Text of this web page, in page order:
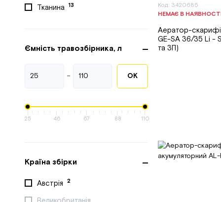
Тканина 13
Ємність травозбірника, л
- ОК
25 46 67 88 110
Країна збірки
Австрія 2
Код: 3420685
НЕМАЄ В
Аератор-
GE-SA 36/35 Li -
та ЗП)